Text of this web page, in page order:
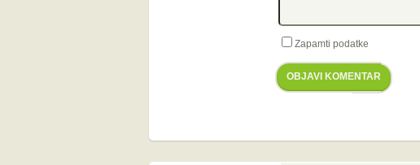
Zapamti podatke
OBJAVI KOMENTAR